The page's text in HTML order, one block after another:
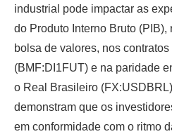
industrial pode impactar as
do Produto Interno Bruto (PIB),
bolsa de valores, nos contratos
(BMF:DI1FUT) e na paridade
o Real Brasileiro
demonstram que os
em conformidade com o ritmo